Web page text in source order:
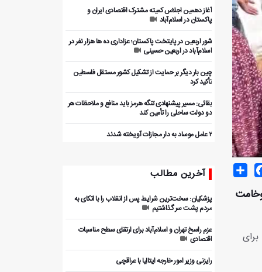
Share
آغاز دهمین اجلاس کمیته مشترک اقتصادی ایران و
پاکستان در اسلام‌آباد
شور اربعین در پایتخت پاکستان؛ عزاداری ده ها هزار نفر در
اسلام‌آباد در اربعین حسینی
چین بار دیگر بر حمایت از تشکیل کشور مستقل فلسطین
تأکید کرد
بقائی: مسیر پیشنهادی تنگه هرمز باید منافع و ملاحظات هر
دو دولت ساحلی را تأمین کند
۲ عامل موساد به دار مجازات آویخته شدند
آخرین مطالب
پزشکیان: سخت‌ترین شرایط پس از انقلاب را با اتکای به
مردم پشت سر گذاشتیم
عزم راسخ تهران و اسلام‌آباد برای ارتقای سطح مناسبات
اقتصادی
رایزنی وزیر امور خارجه ایتالیا با عراقچی